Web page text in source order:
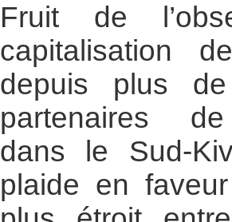
Fruit de
capitalisation
depuis plus
partenaires de
dans le Sud-
plaide en